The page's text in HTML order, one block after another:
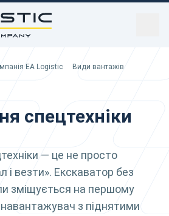
EA Logistic
Види вантажів
спецтехніки
— це не просто
і везти». Екскаватор без
зміщується на першому
з піднятими